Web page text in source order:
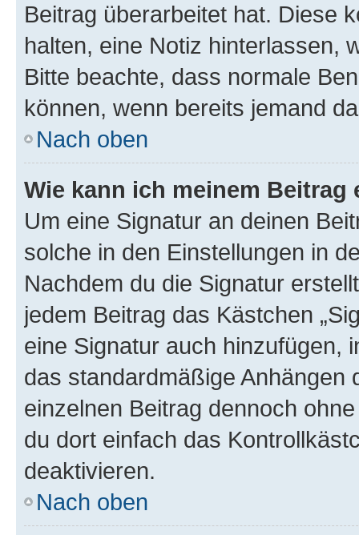
Beitrag überarbeitet hat. Diese
halten, eine Notiz hinterlassen,
Bitte beachte, dass normale
können, wenn bereits jemand
Nach oben
Wie kann ich meinem
Um eine Signatur an deinen
solche in den Einstellungen in
Nachdem du die Signatur
jedem Beitrag das Kästchen
eine Signatur auch hinzufügen,
das standardmäßige Anhängen
einzelnen Beitrag dennoch
du dort einfach das
deaktivieren.
Nach oben